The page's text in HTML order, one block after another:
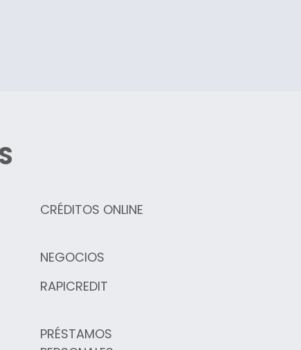
CRÉDITOS ONLINE
NEGOCIOS
RAPICREDIT
PRÉSTAMOS